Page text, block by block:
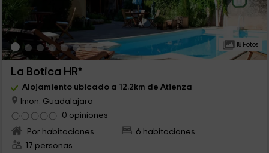
18 Fotos
La Botica HR*
Alojamiento ubicado a 12.2km de Atienza
Imon, Guadalajara
0 opiniones
Por habitaciones
6 habitaciones
17 personas